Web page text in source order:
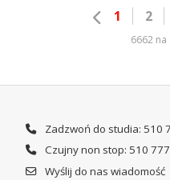
1 2
6662
Zadzwoń do studia: 510
Czujny non stop: 510
Wyślij do nas wiadomość